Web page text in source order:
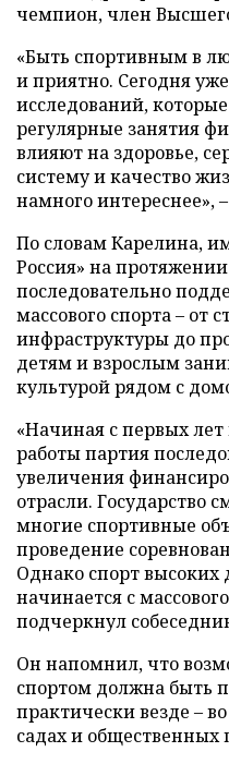
чемпион, член
«Быть спортивным в
и приятно. Сегодня
исследований,
регулярные занятия
влияют на здоровье,
систему и качество
намного интереснее»,
По словам Карелина,
Россия» на
последовательно
массового спорта – от
инфраструктуры до
детям и взрослым
культурой рядом с
«Начиная с первых
работы партия
увеличения
отрасли. Государство
многие спортивные
проведение
Однако спорт высоких
начинается с
подчеркнул
Он напомнил, что
спортом должна быть
практически везде –
садах и общественных